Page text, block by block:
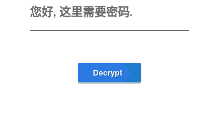
您好, 这里需要密码.
Decrypt